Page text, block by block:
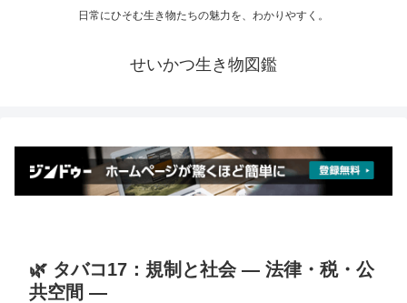
日常にひそむ生き物たちの魅力を、わかりやすく。
せいかつ生き物図鑑
🌿 タバコ17：規制と社会 ― 法律・税・公
共空間 ―